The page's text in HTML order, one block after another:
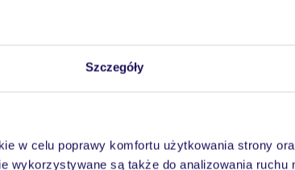
Szczegóły
w celu poprawy komfortu użytkowania strony
wykorzystywane są także do analizowania ruchu
Tylko u nas opieka na